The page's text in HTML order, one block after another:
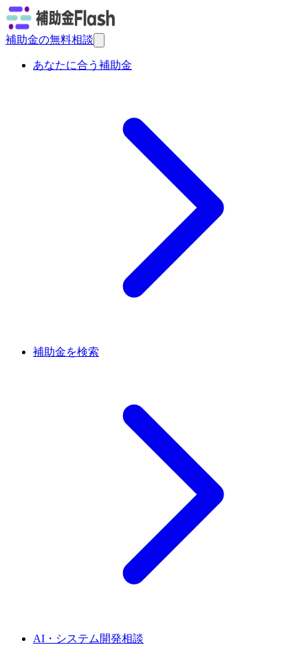
補助金の無料相談
あなたに合う補助金
補助金を検索
AI・システム開発相談